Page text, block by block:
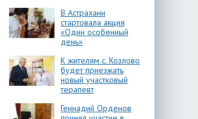
В Астрахани
стартовала акция
«Один особенный
день»
К жителям с. Козлово
будет приезжать
новый участковый
терапевт
Геннадий Орденов